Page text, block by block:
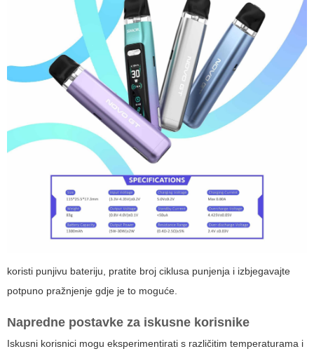
koristi punjivu bateriju, pratite broj ciklusa punjenja i izbjegavajte
potpuno pražnjenje gdje je to moguće.
Napredne postavke za iskusne korisnike
Iskusni korisnici mogu eksperimentirati s različitim temperaturama i